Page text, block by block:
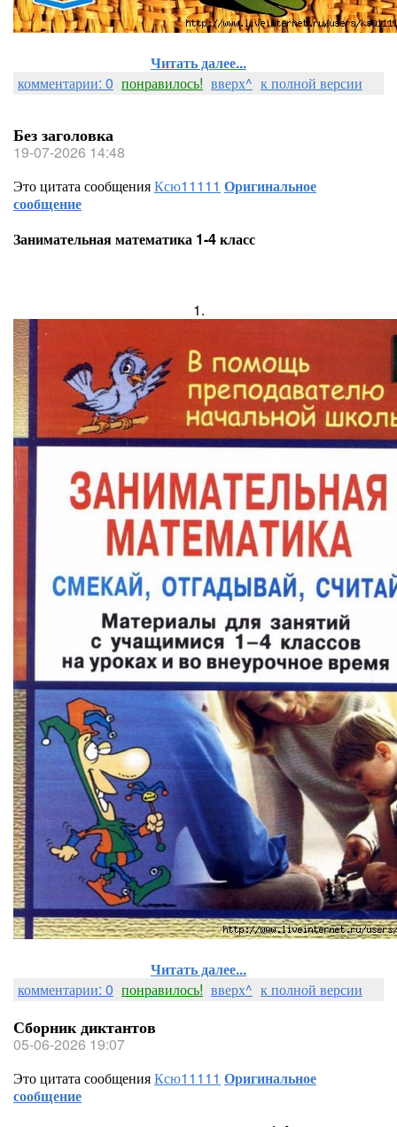
Читать далее...
комментарии: 0 понравилось! вверх^ к полной версии
Без заголовка
19-07-2026 14:48
Это цитата сообщенияКсю11111 Оригинальное
сообщение
Занимательная математика 1-4 класс
1.
Читать далее...
комментарии: 0 понравилось! вверх^ к полной версии
Сборник диктантов
05-06-2026 19:07
Это цитата сообщенияКсю11111 Оригинальное
сообщение